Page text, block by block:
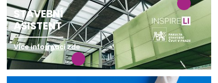
STAVEBNÍ
ASISTENT
Více informací zde